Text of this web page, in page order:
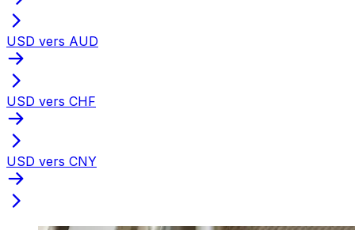
USD vers AUD
USD vers CHF
USD vers CNY